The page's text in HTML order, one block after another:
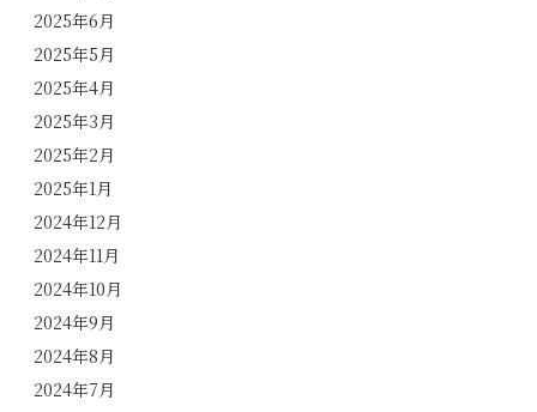
2025年6月
2025年5月
2025年4月
2025年3月
2025年2月
2025年1月
2024年12月
2024年11月
2024年10月
2024年9月
2024年8月
2024年7月